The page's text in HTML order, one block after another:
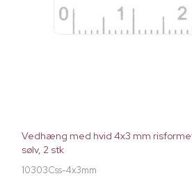
Vedhæng med hvid 4x3 mm
sølv, 2 stk
10303Css-4x3mm